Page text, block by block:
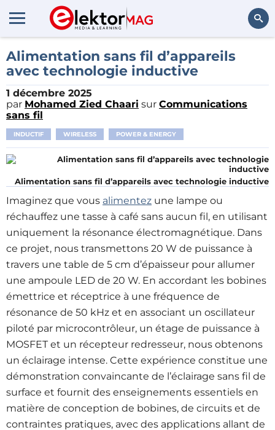
Rechercher
Alimentation sans fil d’appareils
avec technologie inductive
1 décembre 2025
par Mohamed Zied Chaari sur Communications
sans fil
INDUCTIF WIRELESS POWER & ENERGY
Alimentation sans fil d’appareils avec technologie inductive
Imaginez que vous alimentez une lampe ou
réchauffez une tasse à café sans aucun fil, en utilisant
uniquement la résonance électromagnétique. Dans
ce projet, nous transmettons 20 W de puissance à
travers une table de 5 cm d’épaisseur pour allumer
une ampoule LED de 20 W. En accordant les bobines
émettrice et réceptrice à une fréquence de
résonance de 50 kHz et en associant un oscillateur
piloté par microcontrôleur, un étage de puissance à
MOSFET et un récepteur redresseur, nous obtenons
un éclairage intense. Cette expérience constitue une
démonstration convaincante de l’éclairage sans fil de
surface et fournit des enseignements essentiels en
matière de conception de bobines, de circuits et de
contraintes pratiques, avec des applications allant de